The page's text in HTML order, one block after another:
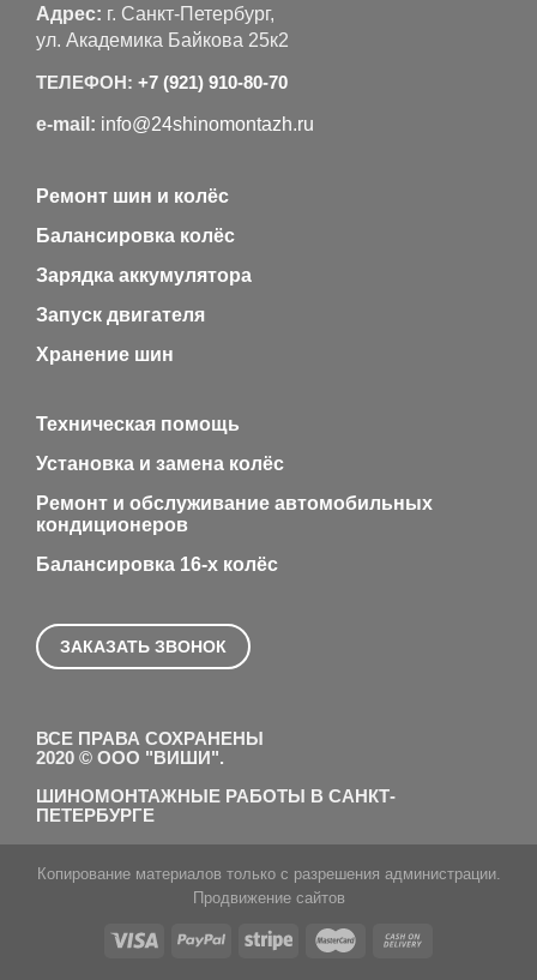
Адрес: г. Санкт-Петербург,
ул. Академика Байкова 25к2
ТЕЛЕФОН: +7 (921) 910-80-70
e-mail: info@24shinomontazh.ru
Ремонт шин и колёс
Балансировка колёс
Зарядка аккумулятора
Запуск двигателя
Хранение шин
Техническая помощь
Установка и замена колёс
Ремонт и обслуживание автомобильных
кондиционеров
Балансировка 16-х колёс
ЗАКАЗАТЬ ЗВОНОК
ВСЕ ПРАВА СОХРАНЕНЫ
2020 © ООО "ВИШИ".
ШИНОМОНТАЖНЫЕ РАБОТЫ В САНКТ-
ПЕТЕРБУРГЕ
Копирование материалов только с разрешения администрации.
Продвижение сайтов